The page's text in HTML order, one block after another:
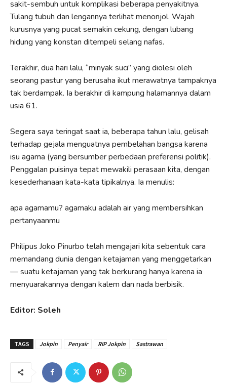
sakit-sembuh untuk komplikasi beberapa penyakitnya.
Tulang tubuh dan lengannya terlihat menonjol. Wajah
kurusnya yang pucat semakin cekung, dengan lubang
hidung yang konstan ditempeli selang nafas.
Terakhir, dua hari lalu, “minyak suci” yang diolesi oleh
seorang pastur yang berusaha ikut merawatnya tampaknya
tak berdampak. Ia berakhir di kampung halamannya dalam
usia 61.
Segera saya teringat saat ia, beberapa tahun lalu, gelisah
terhadap gejala menguatnya pembelahan bangsa karena
isu agama (yang bersumber perbedaan preferensi politik).
Penggalan puisinya tepat mewakili perasaan kita, dengan
kesederhanaan kata-kata tipikalnya. Ia menulis:
apa agamamu? agamaku adalah air yang membersihkan
pertanyaanmu
Philipus Joko Pinurbo telah mengajari kita sebentuk cara
memandang dunia dengan ketajaman yang menggetarkan
— suatu ketajaman yang tak berkurang hanya karena ia
menyuarakannya dengan kalem dan nada berbisik.
Editor: Soleh
TAGS Jokpin Penyair RIP Jokpin Sastrawan